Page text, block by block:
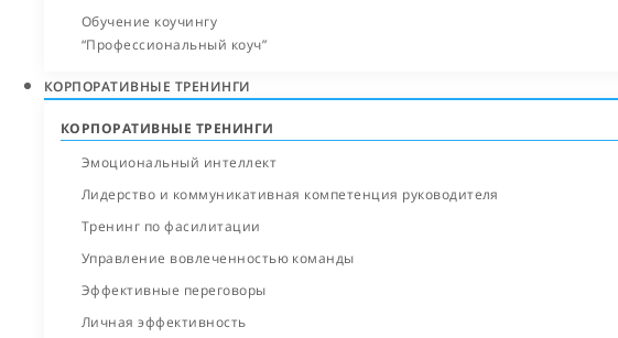
Обучение коучингу
“Профессиональный коуч”
КОРПОРАТИВНЫЕ ТРЕНИНГИ
КОРПОРАТИВНЫЕ ТРЕНИНГИ
Эмоциональный интеллект
Лидерство и коммуникативная компетенция руководителя
Тренинг по фасилитации
Управление вовлеченностью команды
Эффективные переговоры
Личная эффективность